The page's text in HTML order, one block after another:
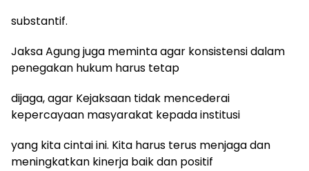
substantif.
Jaksa Agung juga meminta agar konsistensi dalam
penegakan hukum harus tetap
dijaga, agar Kejaksaan tidak mencederai
kepercayaan masyarakat kepada institusi
yang kita cintai ini. Kita harus terus menjaga dan
meningkatkan kinerja baik dan positif